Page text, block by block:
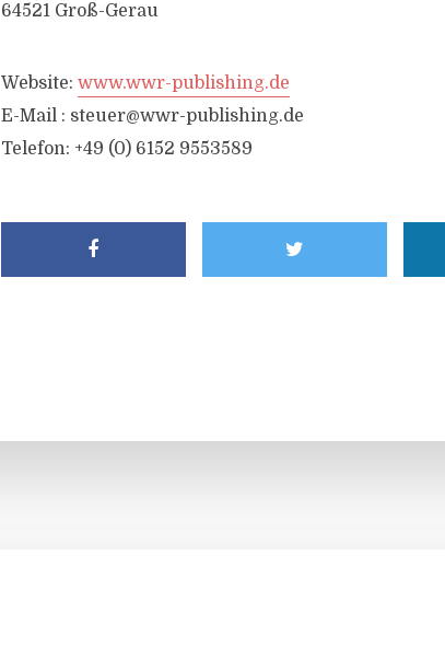
64521 Groß-Gerau
Website: www.wwr-publishing.de
E-Mail : steuer@wwr-publishing.de
Telefon: +49 (0) 6152 9553589